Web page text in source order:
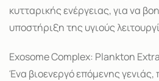
κυτταρικής ενέργειας, για να
υποστήριξη της υγιούς
Exosome Complex: Plankton
Ένα βιοενεργό επόμενης